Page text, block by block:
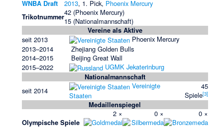
WNBA Draft
2013, 1. Pick, Phoenix Mercury
Trikotnummer42 (Phoenix Mercury)
15 (Nationalmannschaft)
Vereine als Aktive
seit 2013
Phoenix Mercury
2013–2014
Zhejiang Golden Bulls
2014–2015
Beijing Great Wall
2015–2022
UGMK Jekaterinburg
Nationalmannschaft
seit 2014
Vereinigte
Staaten
45
Spiele[3]
Medaillenspiegel
Olympische Spiele
2 × 0 × 0 ×